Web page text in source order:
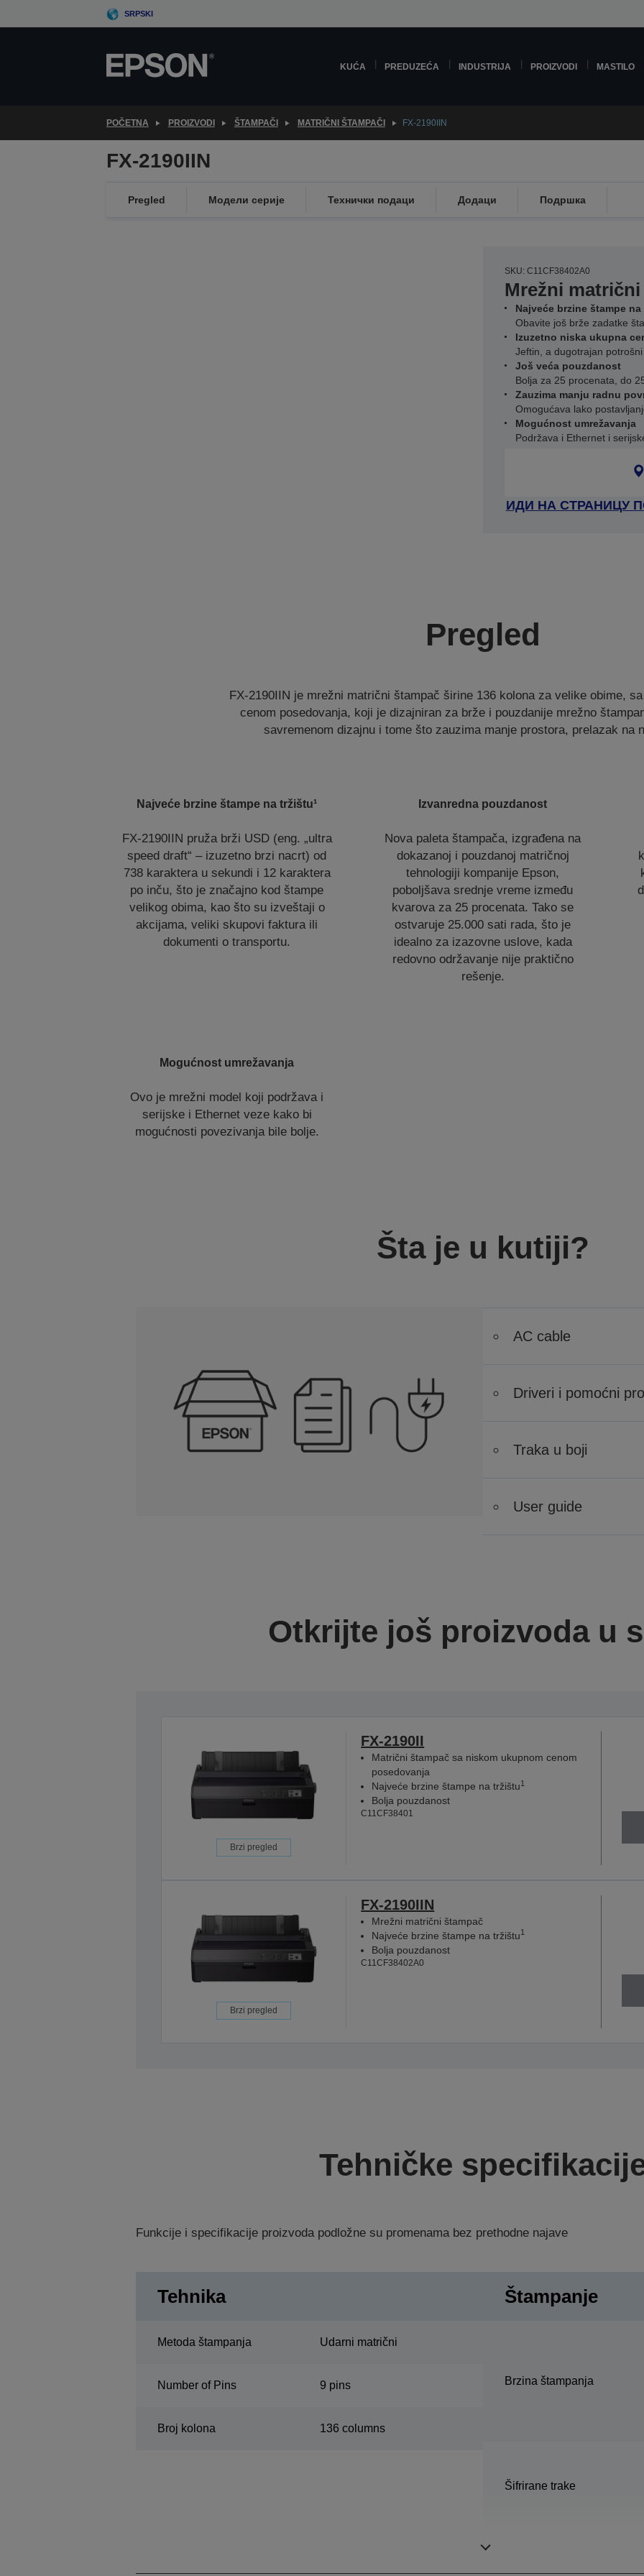
to
SRPSKI
KUĆA PREDUZEĆA INDUSTRIJA PROIZVODI MASTILO
POČETNA PROIZVODI ŠTAMPAČI MATRIČNI ŠTAMPAČI FX-2190IIN
FX-2190IIN
Pregled Модели серије Технички подаци Додаци Подршка
SKU: C11CF38402A0
Mrežni
Najveće brzine štampe
Obavite još brže zadatke
Izuzetno niska ukupna
Jeftin, a dugotrajan
Još veća pouzdanost
Bolja za 25 procenata, do
Zauzima manju radnu
Omogućava lako
Mogućnost umrežavanja
Podržava i Ethernet i
ИДИ НА СТРАНИЦУ
Pregled
FX-2190IIN je mrežni matrični štampač širine 136 kolona za velike obime,
cenom posedovanja, koji je dizajniran za brže i pouzdanije mrežno
savremenom dizajnu i tome što zauzima manje prostora, prelazak na
Najveće brzine štampe na tržištu¹
FX-2190IIN pruža brži USD (eng. „ultra
speed draft“ – izuzetno brzi nacrt) od
738 karaktera u sekundi i 12 karaktera
po inču, što je značajno kod štampe
velikog obima, kao što su izveštaji o
akcijama, veliki skupovi faktura ili
dokumenti o transportu.
Izvanredna pouzdanost
Nova paleta štampača, izgrađena na
dokazanoj i pouzdanoj matričnoj
tehnologiji kompanije Epson,
poboljšava srednje vreme između
kvarova za 25 procenata. Tako se
ostvaruje 25.000 sati rada, što je
idealno za izazovne uslove, kada
redovno održavanje nije praktično
rešenje.
Mogućnost umrežavanja
Ovo je mrežni model koji podržava i
serijske i Ethernet veze kako bi
mogućnosti povezivanja bile bolje.
Šta je u kutiji?
AC cable
Driveri i pomoćni
Traka u boji
User guide
Otkrijte još proizvoda u
Brzi pregled
FX-2190II
Matrični štampač sa niskom ukupnom cenom
posedovanja
Najveće brzine štampe na tržištu1
Bolja pouzdanost
C11CF38401
Brzi pregled
FX-2190IIN
Mrežni matrični štampač
Najveće brzine štampe na tržištu1
Bolja pouzdanost
C11CF38402A0
Tehničke
Funkcije i specifikacije proizvoda podložne su promenama bez prethodne najave
Tehnika
Metoda štampanja Udarni matrični
Number of Pins 9 pins
Broj kolona 136 columns
Štampanje
Brzina štampanja
Šifrirane trake